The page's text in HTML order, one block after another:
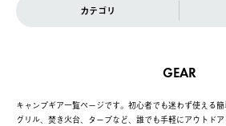
カテゴリ
GEAR
キャンプギア一覧ページです。初心者でも迷わず使える
グリル、焚き火台、タープなど、誰でも手軽にアウトド